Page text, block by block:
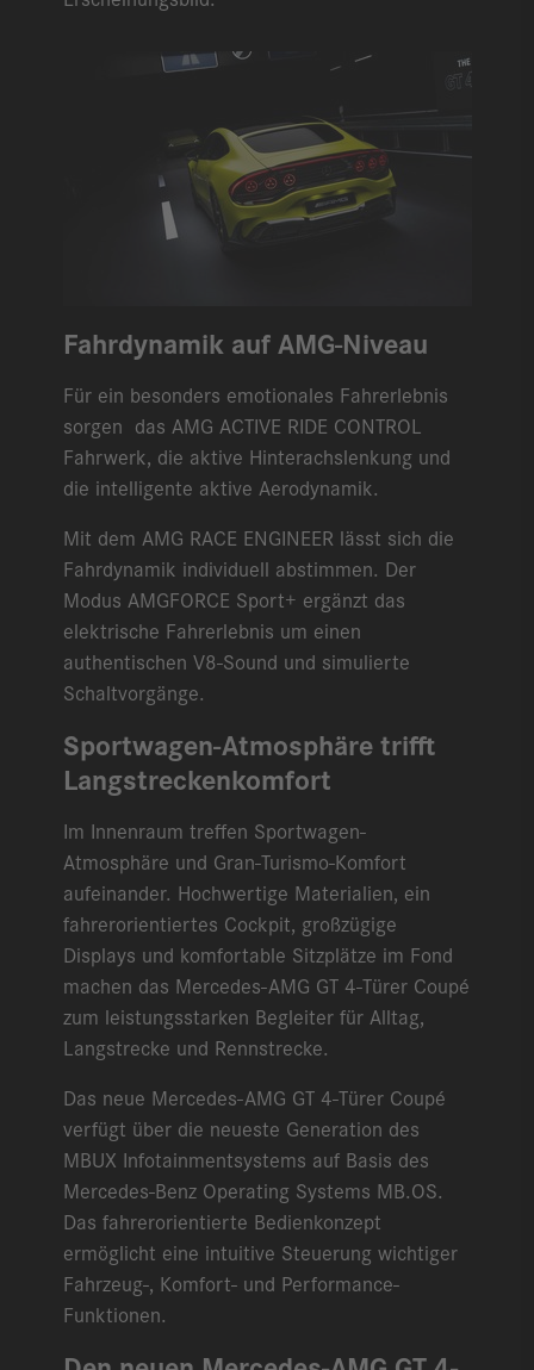
Fahrdynamik auf AMG-Niveau
Für ein besonders emotionales Fahrerlebnis
sorgen das AMG ACTIVE RIDE CONTROL
Fahrwerk, die aktive Hinterachslenkung und
die intelligente aktive Aerodynamik.
Mit dem AMG RACE ENGINEER lässt sich die
Fahrdynamik individuell abstimmen. Der
Modus AMGFORCE Sport+ ergänzt das
elektrische Fahrerlebnis um einen
authentischen V8-Sound und simulierte
Schaltvorgänge.
Sportwagen-Atmosphäre trifft
Langstreckenkomfort
Im Innenraum treffen Sportwagen-
Atmosphäre und Gran-Turismo-Komfort
aufeinander. Hochwertige Materialien, ein
fahrerorientiertes Cockpit, großzügige
Displays und komfortable Sitzplätze im Fond
machen das Mercedes-AMG GT 4-Türer Coupé
zum leistungsstarken Begleiter für Alltag,
Langstrecke und Rennstrecke.
Das neue Mercedes-AMG GT 4-Türer Coupé
verfügt über die neueste Generation des
MBUX Infotainmentsystems auf Basis des
Mercedes-Benz Operating Systems MB.OS.
Das fahrerorientierte Bedienkonzept
ermöglicht eine intuitive Steuerung wichtiger
Fahrzeug-, Komfort- und Performance-
Funktionen.